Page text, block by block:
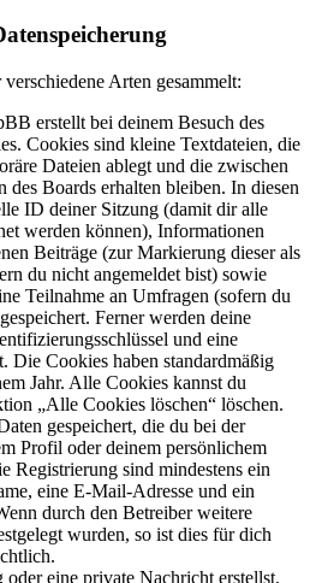
Arten gesammelt:
erstellt bei deinem Besuch des
Cookies sind kleine Textdateien, die
Dateien ablegt und die zwischen
des Boards erhalten bleiben. In diesen
ID deiner Sitzung (damit dir alle
werden können), Informationen
Beiträge (zur Markierung dieser als
du nicht angemeldet bist) sowie
Teilnahme an Umfragen (sofern du
Ferner werden deine
und eine
Die Cookies haben standardmäßig
Jahr. Alle Cookies kannst du
„Alle Cookies löschen“ löschen.
gespeichert, die du bei der
Profil oder deinem persönlichem
Registrierung sind mindestens ein
eine E-Mail-Adresse und ein
durch den Betreiber weitere
wurden, so ist dies für dich
eine private Nachricht erstellst,